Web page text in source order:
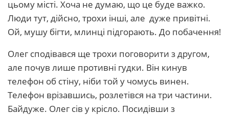
цьому місті. Хоча не думаю, що це буде важко.
Люди тут, дійсно, трохи інші, але дуже привітні.
Ой, мушу бігти, млинці підгорають. До побачення!
Олег сподівався ще трохи поговорити з другом,
але почув лише противні гудки. Він кинув
телефон об стіну, ніби той у чомусь винен.
Телефон врізавшись, розлетівся на три частини.
Байдуже. Олег сів у крісло. Посидівши з